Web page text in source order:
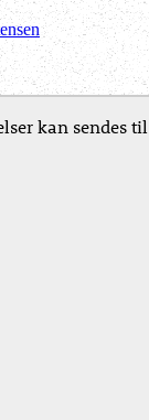
kan sendes til